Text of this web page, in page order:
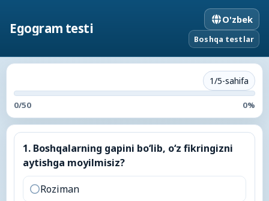
Egogram testi
O'zbek
Boshqa testlar
1/5-sahifa
0/50 0%
1. Boshqalarning gapini bo‘lib, o‘z fikringizni aytishga
1. Boshqalarning gapini bo‘lib, o‘z fikringizni
aytishga moyilmisiz?
Roziman